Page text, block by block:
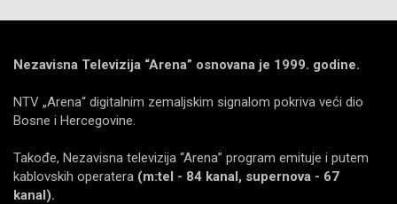
Nezavisna Televizija “Arena” osnovana je 1999. godine.
NTV „Arena“ digitalnim zemaljskim signalom pokriva veći dio
Bosne i Hercegovine.
Takođe, Nezavisna televizija “Arena” program emituje i putem
kablovskih operatera (m:tel - 84 kanal, supernova - 67
kanal).